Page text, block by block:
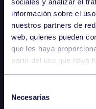
sociales y analizar el
información sobre el
nuestros partners de
web, quienes pueden
que les haya
partir del uso que haya
Necesarias